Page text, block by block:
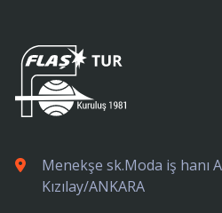
Menekşe sk.Moda iş hanı
Kızılay/ANKARA